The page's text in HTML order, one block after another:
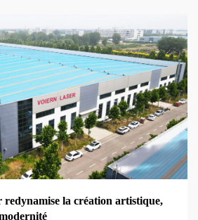
redynamise la création artistique,